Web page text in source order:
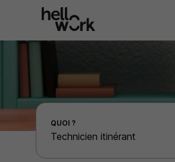
d'emploi par localité
QUOI ?